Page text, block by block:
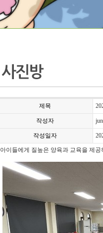
제목
작성자
작성일자
아이들에게 질높은 양육과 교육을 제